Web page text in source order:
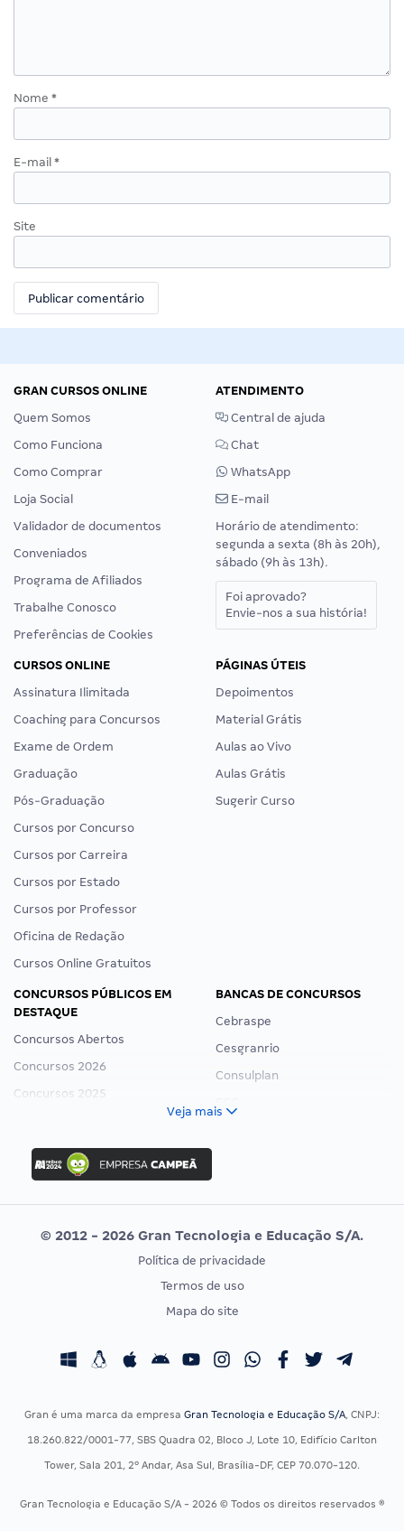
Nome *
E-mail *
Site
GRAN CURSOS ONLINE
Quem Somos
Como Funciona
Como Comprar
Loja Social
Validador de documentos
Conveniados
Programa de Afiliados
Trabalhe Conosco
Preferências de Cookies
ATENDIMENTO
Central de ajuda
Chat
WhatsApp
E-mail
Horário de atendimento:
segunda a sexta (8h às 20h),
sábado (9h às 13h).
Foi aprovado?
Envie-nos a sua história!
CURSOS ONLINE
Assinatura Ilimitada
Coaching para Concursos
Exame de Ordem
Graduação
Pós-Graduação
Cursos por Concurso
Cursos por Carreira
Cursos por Estado
Cursos por Professor
Oficina de Redação
Cursos Online Gratuitos
PÁGINAS ÚTEIS
Depoimentos
Material Grátis
Aulas ao Vivo
Aulas Grátis
Sugerir Curso
CONCURSOS PÚBLICOS EM
DESTAQUE
Concursos Abertos
Concursos 2026
Concursos 2025
Concurso Ibama
Concurso MPU
Editais publicados
BANCAS DE CONCURSOS
Cebraspe
Cesgranrio
Consulplan
Vunesp
CONCURSOS POR PROFISSÃO
Concursos Fiscais
Concursos Saúde
Residência Multiprofissional
EXAME DE ORDEM
Calendário OAB
Veja mais
© 2012 - 2026 Gran Tecnologia e Educação S/A.
Política de privacidade
Termos de uso
Mapa do site
Gran é uma marca da empresa Gran Tecnologia e Educação S/A, CNPJ:
18.260.822/0001-77, SBS Quadra 02, Bloco J, Lote 10, Edifício Carlton
Tower, Sala 201, 2º Andar, Asa Sul, Brasília-DF, CEP 70.070-120.
Gran Tecnologia e Educação S/A - 2026 © Todos os direitos reservados ®